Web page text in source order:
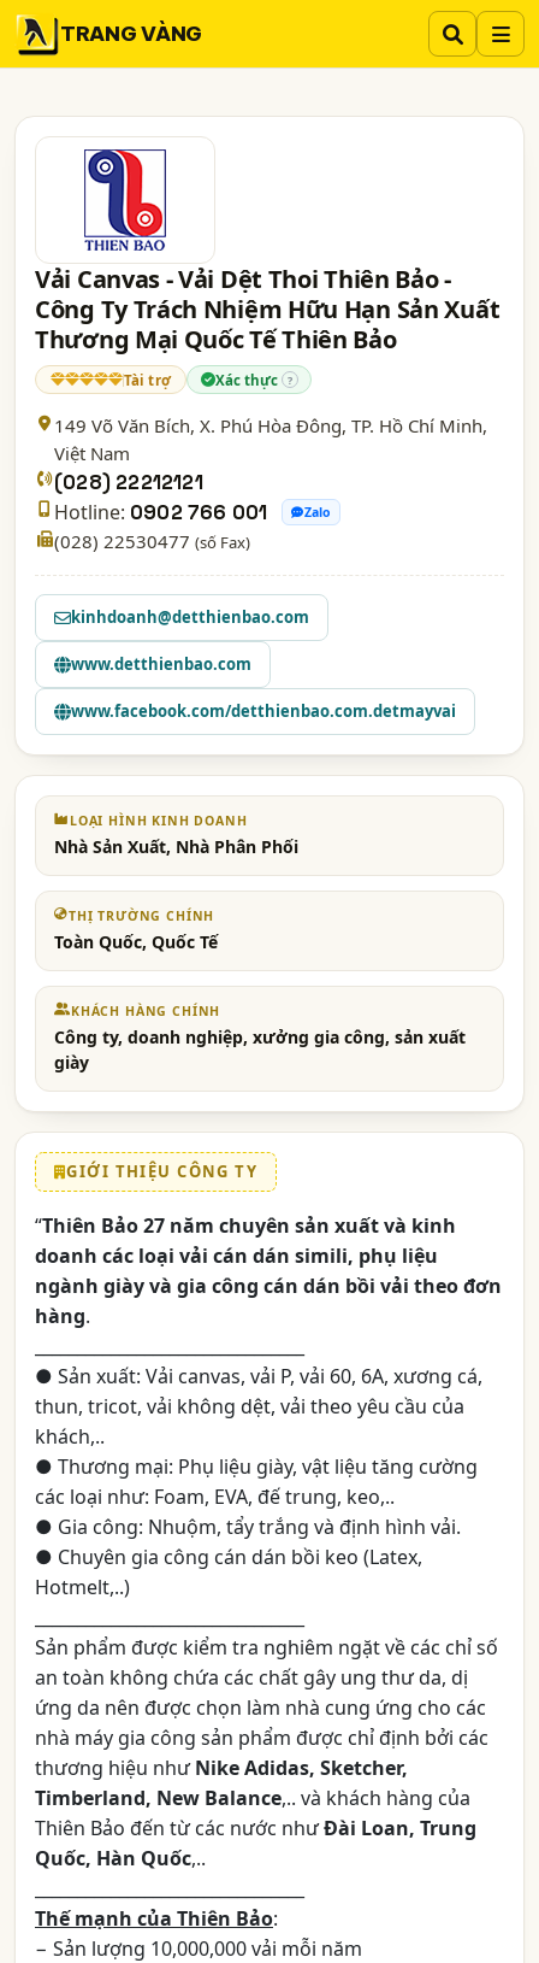
TRANG VÀNG
Vải Canvas - Vải Dệt Thoi Thiên Bảo -
Công Ty Trách Nhiệm Hữu Hạn Sản Xuất
Thương Mại Quốc Tế Thiên Bảo
Tài trợ Xác thực ?
149 Võ Văn Bích, X. Phú Hòa Đông, TP. Hồ Chí Minh,
Việt Nam
(028) 22212121
Hotline: 0902 766 001 Zalo
(028) 22530477 (số Fax)
kinhdoanh@detthienbao.com
www.detthienbao.com
www.facebook.com/detthienbao.com.detmayvai
LOẠI HÌNH KINH DOANH
Nhà Sản Xuất, Nhà Phân Phối
THỊ TRƯỜNG CHÍNH
Toàn Quốc, Quốc Tế
KHÁCH HÀNG CHÍNH
Công ty, doanh nghiệp, xưởng gia công, sản xuất
giày
GIỚI THIỆU CÔNG TY
“Thiên Bảo 27 năm chuyên sản xuất và kinh
doanh các loại vải cán dán simili, phụ liệu
ngành giày và gia công cán dán bồi vải theo đơn
hàng.
● Sản xuất: Vải canvas, vải P, vải 60, 6A, xương cá,
thun, tricot, vải không dệt, vải theo yêu cầu của
khách,..
● Thương mại: Phụ liệu giày, vật liệu tăng cường
các loại như: Foam, EVA, đế trung, keo,..
● Gia công: Nhuộm, tẩy trắng và định hình vải.
● Chuyên gia công cán dán bồi keo (Latex,
Hotmelt,..)
Sản phẩm được kiểm tra nghiêm ngặt về các chỉ số
an toàn không chứa các chất gây ung thư da, dị
ứng da nên được chọn làm nhà cung ứng cho các
nhà máy gia công sản phẩm được chỉ định bởi các
thương hiệu nhưNike Adidas, Sketcher,
Timberland, New Balance,.. và khách hàng của
Thiên Bảo đến từ các nước nhưĐài Loan, Trung
Quốc, Hàn Quốc,..
Thế mạnh của Thiên Bảo:
− Sản lượng 10,000,000 vải mỗi năm